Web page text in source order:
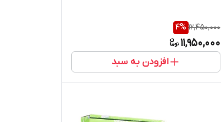
12,450,000
4%
11,950,000
افزودن به سبد